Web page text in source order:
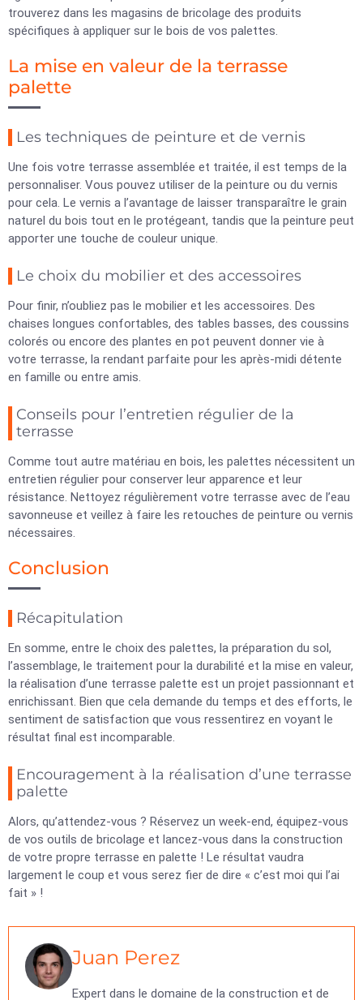
trouverez dans les magasins de bricolage des produits
spécifiques à appliquer sur le bois de vos palettes.
La mise en valeur de la terrasse
palette
Les techniques de peinture et de vernis
Une fois votre terrasse assemblée et traitée, il est temps de la
personnaliser. Vous pouvez utiliser de la peinture ou du vernis
pour cela. Le vernis a l’avantage de laisser transparaître le grain
naturel du bois tout en le protégeant, tandis que la peinture peut
apporter une touche de couleur unique.
Le choix du mobilier et des accessoires
Pour finir, n’oubliez pas le mobilier et les accessoires. Des
chaises longues confortables, des tables basses, des coussins
colorés ou encore des plantes en pot peuvent donner vie à
votre terrasse, la rendant parfaite pour les après-midi détente
en famille ou entre amis.
Conseils pour l’entretien régulier de la
terrasse
Comme tout autre matériau en bois, les palettes nécessitent un
entretien régulier pour conserver leur apparence et leur
résistance. Nettoyez régulièrement votre terrasse avec de l’eau
savonneuse et veillez à faire les retouches de peinture ou vernis
nécessaires.
Conclusion
Récapitulation
En somme, entre le choix des palettes, la préparation du sol,
l’assemblage, le traitement pour la durabilité et la mise en valeur,
la réalisation d’une terrasse palette est un projet passionnant et
enrichissant. Bien que cela demande du temps et des efforts, le
sentiment de satisfaction que vous ressentirez en voyant le
résultat final est incomparable.
Encouragement à la réalisation d’une terrasse
palette
Alors, qu’attendez-vous ? Réservez un week-end, équipez-vous
de vos outils de bricolage et lancez-vous dans la construction
de votre propre terrasse en palette ! Le résultat vaudra
largement le coup et vous serez fier de dire « c’est moi qui l’ai
fait » !
Juan Perez
Expert dans le domaine de la construction et de